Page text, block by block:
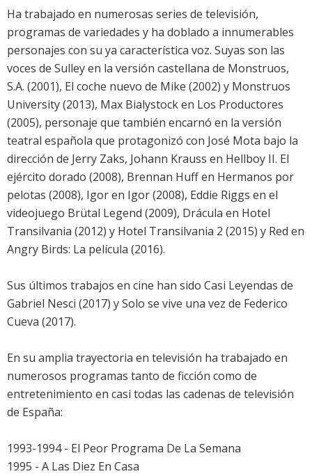
Ha trabajado en numerosas series de televisión,
programas de variedades y ha doblado a innumerables
personajes con su ya característica voz. Suyas son las
voces de Sulley en la versión castellana de Monstruos,
S.A. (2001), El coche nuevo de Mike (2002) y Monstruos
University (2013), Max Bialystock en Los Productores
(2005), personaje que también encarnó en la versión
teatral española que protagonizó con José Mota bajo la
dirección de Jerry Zaks, Johann Krauss en Hellboy II. El
ejército dorado (2008), Brennan Huff en Hermanos por
pelotas (2008), Igor en Igor (2008), Eddie Riggs en el
videojuego Brütal Legend (2009), Drácula en Hotel
Transilvania (2012) y Hotel Transilvania 2 (2015) y Red en
Angry Birds: La película (2016).
Sus últimos trabajos en cine han sido Casi Leyendas de
Gabriel Nesci (2017) y Solo se vive una vez de Federico
Cueva (2017).
En su amplia trayectoria en televisión ha trabajado en
numerosos programas tanto de ficción como de
entretenimiento en casi todas las cadenas de televisión
de España:
1993-1994 - El Peor Programa De La Semana
1995 - A Las Diez En Casa